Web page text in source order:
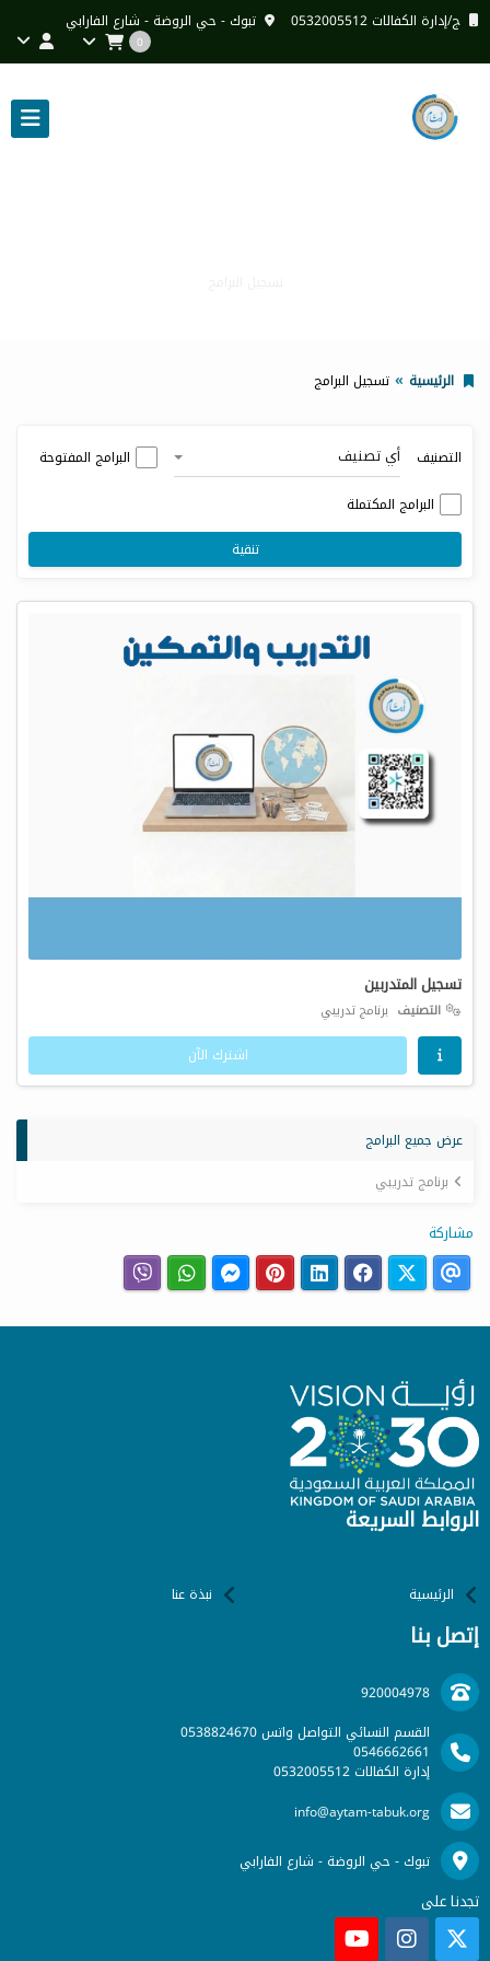
ج/إدارة الكفالات 0532005512 تبوك - حي الروضة - شارع الفارابي
0
الرئيسية تسجيل البرامج
التصنيف أي تصنيف
البرامج المفتوحة
البرامج المكتملة
تنقية
تسجيل المتدربين
التصنيف برنامج تدريبي
اشترك الآن
عرض جميع البرامج
برنامج تدريبي
مشاركة
الروابط السريعة
الرئيسية نبذة عنا
إتصل بنا
920004978
القسم النسائي التواصل واتس 0538824670
0546662661
إدارة الكفالات 0532005512
info@aytam-tabuk.org
تبوك - حي الروضة - شارع الفارابي
تجدنا على